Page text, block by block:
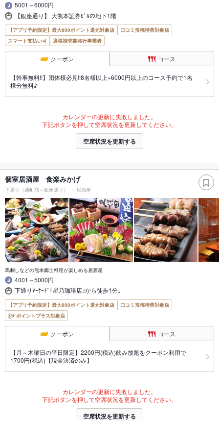
5001～6000円
【銀座通り】 大熊本証券ﾋﾞﾙの地下1階
【アプリ予約限定】最大800ポイント還元対象店
口コミ投稿特典対象店
スマート支払い可
適格請求書発行事業者
クーポン コース
【幹事無料!!】団体様必見!!8名様以上×6000円以上のコース予約で1名
様分無料♪
カレンダーの更新に失敗しました。
下記ボタンを押して空席状況を更新してください。
空席状況を更新する
個室居酒屋 食楽みかげ
下通り（通町筋～銀座通り） 居酒屋
馬刺しなどの熊本郷土料理が楽しめる居酒屋
4001～5000円
下通りｱｰｹｰﾄﾞ｢星乃珈琲店｣から徒歩1分｡
【アプリ予約限定】最大800ポイント還元対象店
口コミ投稿特典対象店
ポイントプラス対象店
クーポン コース
【月～木曜日の平日限定】2200円(税込)飲み放題をクーポン利用で
1700円(税込)【現金決済のみ】
カレンダーの更新に失敗しました。
下記ボタンを押して空席状況を更新してください。
空席状況を更新する